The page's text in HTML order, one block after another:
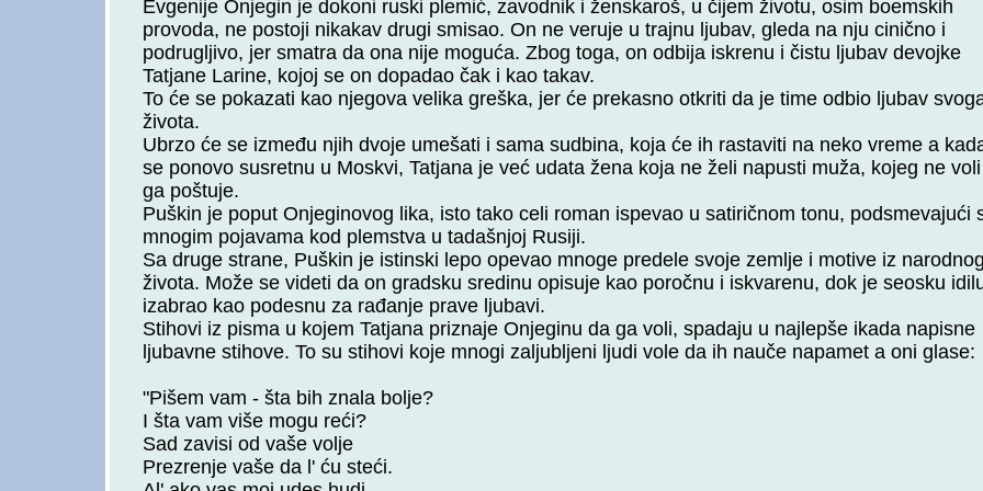
Evgenije Onjegin je dokoni ruski plemić, zavodnik i ženskaroš, u čijem životu, osim boemskih
provoda, ne postoji nikakav drugi smisao. On ne veruje u trajnu ljubav, gleda na nju cinično i
podrugljivo, jer smatra da ona nije moguća. Zbog toga, on odbija iskrenu i čistu ljubav devojke
Tatjane Larine, kojoj se on dopadao čak i kao takav.
To će se pokazati kao njegova velika greška, jer će prekasno otkriti da je time odbio ljubav
života.
Ubrzo će se između njih dvoje umešati i sama sudbina, koja će ih rastaviti na neko vreme a
se ponovo susretnu u Moskvi, Tatjana je već udata žena koja ne želi napusti muža, kojeg ne
ga poštuje.
Puškin je poput Onjeginovog lika, isto tako celi roman ispevao u satiričnom tonu, podsmevajući
mnogim pojavama kod plemstva u tadašnjoj Rusiji.
Sa druge strane, Puškin je istinski lepo opevao mnoge predele svoje zemlje i motive iz narodnog
života. Može se videti da on gradsku sredinu opisuje kao poročnu i iskvarenu, dok je seosku
izabrao kao podesnu za rađanje prave ljubavi.
Stihovi iz pisma u kojem Tatjana priznaje Onjeginu da ga voli, spadaju u najlepše ikada napisne
ljubavne stihove. To su stihovi koje mnogi zaljubljeni ljudi vole da ih nauče napamet a oni glase:
"Pišem vam - šta bih znala bolje?
I šta vam više mogu reći?
Sad zavisi od vaše volje
Prezrenje vaše da l' ću steći.